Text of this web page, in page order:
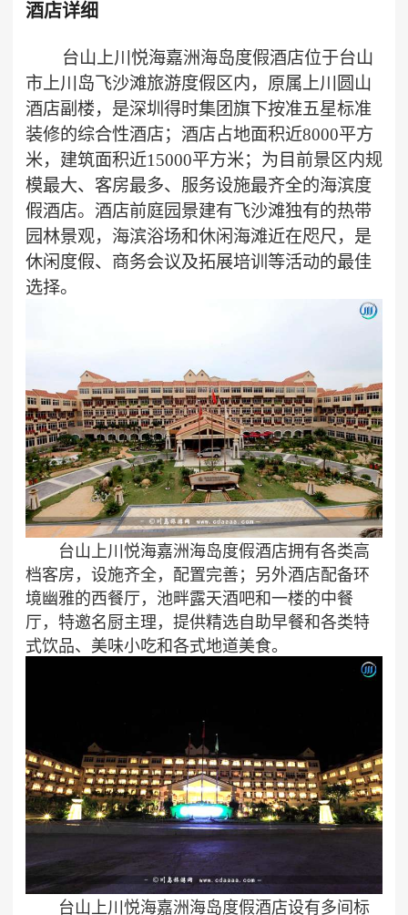
酒店详细
​ ​台山上川悦海嘉洲海岛度假酒店位于台山
市上川岛飞沙滩旅游度假区内，原属上川圆山
酒店副楼，是深圳得时集团旗下按准五星标准
装修的综合性酒店；酒店占地面积近8000平方
米，建筑面积近15000平方米；为目前景区内规
模最大、客房最多、服务设施最齐全的海滨度
假酒店。酒店前庭园景建有飞沙滩独有的热带
园林景观，海滨浴场和休闲海滩近在咫尺，是
休闲度假、商务会议及拓展培训等活动的最佳
选择。
台山上川悦海嘉洲海岛度假酒店拥有各类高
档客房，设施齐全，配置完善；另外酒店配备环
境幽雅的西餐厅，池畔露天酒吧和一楼的中餐
厅，特邀名厨主理，提供精选自助早餐和各类特
式饮品、美味小吃和各式地道美食。
台山上川悦海嘉洲海岛度假酒店设有多间标